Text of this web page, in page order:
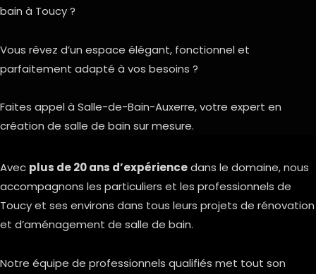
bain à Toucy ?
Vous rêvez d’un espace élégant, fonctionnel et
parfaitement adapté à vos besoins ?
Faites appel à Salle-de-Bain-Auxerre, votre expert en
création de salle de bain sur mesure.
Avec plus de 20 ans d’expériencedans le domaine, nous
accompagnons les particuliers et les professionnels de
Toucy et ses environs dans tous leurs projets de rénovation
et d’aménagement de salle de bain.
Notre équipe de professionnels qualifiés met tout son